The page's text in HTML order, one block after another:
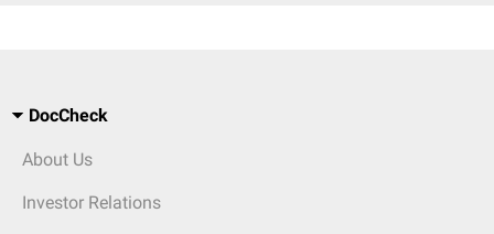
DocCheck
About Us
Investor Relations